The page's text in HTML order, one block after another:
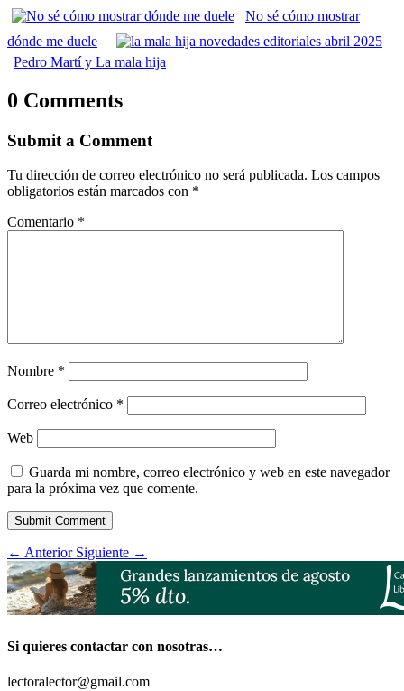
No sé cómo mostrar
dónde me duele
Pedro Martí y La mala hija
0 Comments
Submit a Comment
Tu dirección de correo electrónico no será publicada. Los campos
obligatorios están marcados con *
Comentario *
Nombre *
Correo electrónico *
Web
Guarda mi nombre, correo electrónico y web en este navegador
para la próxima vez que comente.
Submit Comment
← Anterior Siguiente →
Si quieres contactar con nosotras…
lectoralector@gmail.com